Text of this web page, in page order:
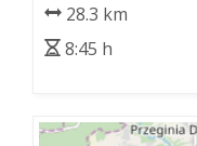
28.3 km
8:45 h